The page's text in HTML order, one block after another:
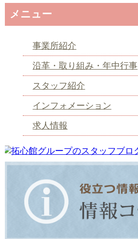
メニュー
事業所紹介
沿革・取り組み・年中行事
スタッフ紹介
インフォメーション
求人情報